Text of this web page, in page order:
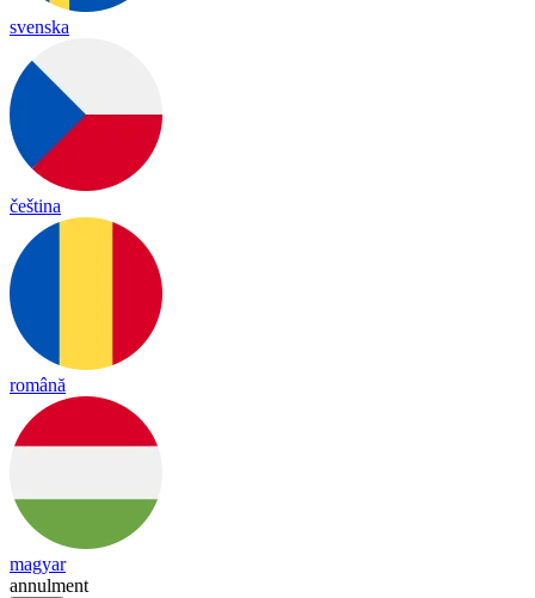
svenska
čeština
română
magyar
annulment